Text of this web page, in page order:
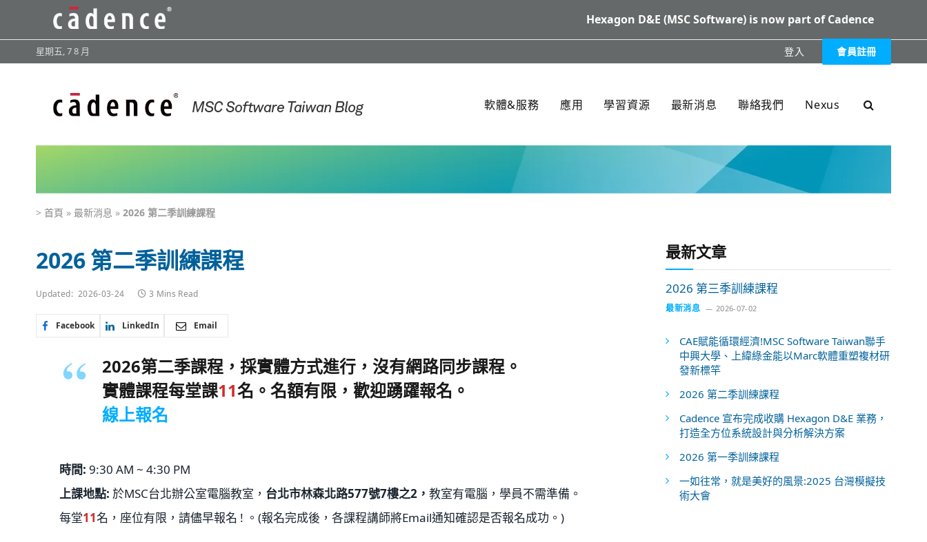
Hexagon D&E (MSC Software) is now part of Cadence
星期五, 7 8 月 登入
會員註冊
軟體&服務 應用 學習資源 最新消息 聯絡我們 Nexus
> 首頁 » 最新消息 » 2026 第二季訓練課程
2026 第二季訓練課程
Updated: 2026-03-24 3 Mins Read
Facebook LinkedIn Email
2026第二季課程，採實體方式進行，沒有網路同步課程。
實體課程每堂課11名。名額有限，歡迎踴躍報名。
線上報名
時間: 9:30 AM ~ 4:30 PM
上課地點: 於MSC台北辦公室電腦教室， 台北市林森北路577號7樓之2， 教室有電腦，學員不需準備。
每堂11名，座位有限，請儘早報名 ! 。(報名完成後，各課程講師將Email通知確認是否報名成功。)
最新文章
2026 第三季訓練課程
最新消息 2026-07-02
CAE賦能循環經濟!MSC Software Taiwan聯手
中興大學、上緯綠金能以Marc軟體重塑複材研
發新標竿
2026 第二季訓練課程
Cadence 宣布完成收購 Hexagon D&E 業務，
打造全方位系統設計與分析解決方案
2026 第一季訓練課程
一如往常，就是美好的風景:2025 台灣模擬技
術大會